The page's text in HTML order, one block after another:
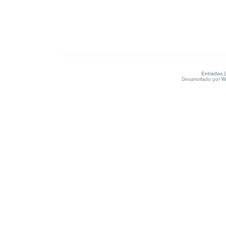
Entradas
Desarrollado por